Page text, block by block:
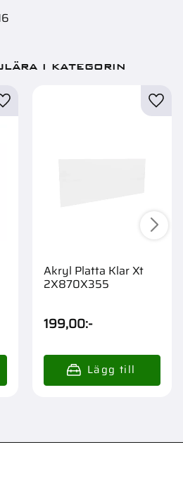
i kategorin
Akryl Platta Klar Xt
2X870X355
199,00:-